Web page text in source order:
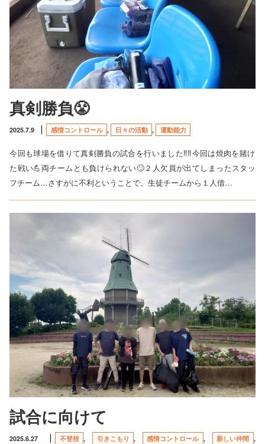
真剣勝負😤
2025.7.9 感情コントロール , 日々の活動 , 運動能力
今回も球場を借りて真剣勝負の試合を行いました‼️‼️今回は焼肉を賭け
た戦い💪両チームとも負けられない🙄２人欠員が出てしまったスタッ
フチーム…さすがに不利ということで、生徒チームから１人借…
試合に向けて
2025.6.27 不登校 , 引きこもり , 感情コントロール , 新しい仲間 ,